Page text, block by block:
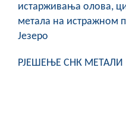
истарживања олова,
метала на истражном
Језеро
РЈЕШЕЊЕ СНК МЕТАЛИ